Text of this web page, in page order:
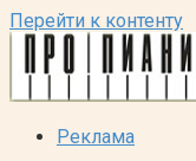
Перейти к контенту
Реклама